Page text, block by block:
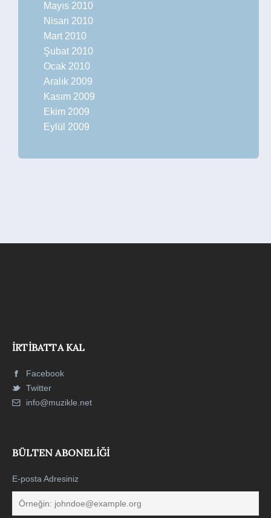
Mayıs 2010
Nisan 2010
Mart 2010
Şubat 2010
Ocak 2010
Aralık 2009
Kasım 2009
Ekim 2009
Eylül 2009
İRTIBATTA KAL
Facebook
Twitter
info@muzikle.net
BÜLTEN ABONELIĞI
E-posta Adresiniz